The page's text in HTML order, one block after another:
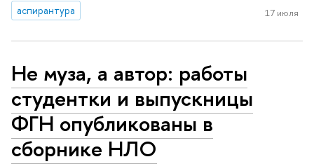
аспирантура
17 июля
Не муза, а автор: работы
студентки и выпускницы
ФГН опубликованы в
сборнике НЛО